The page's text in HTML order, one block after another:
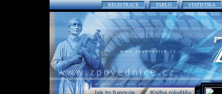
REGISTRACE TABLO STATISTIKA